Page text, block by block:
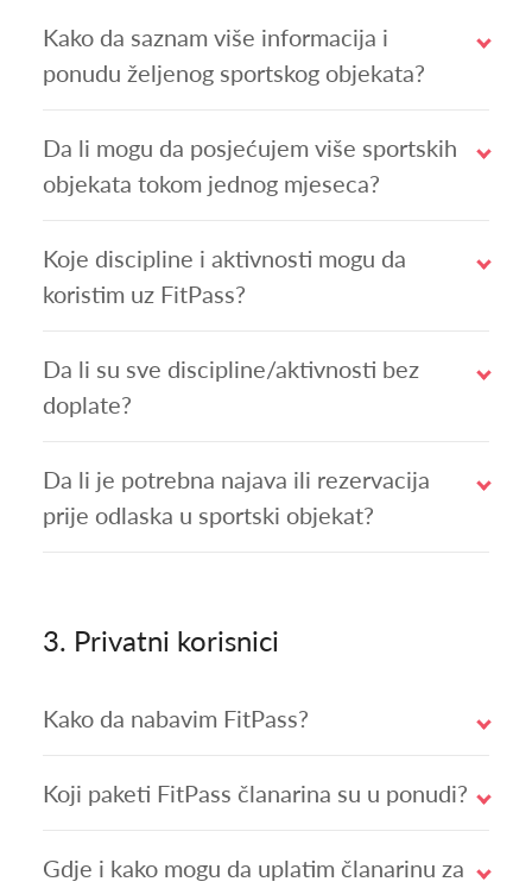
Kako da saznam više informacija i
ponudu željenog sportskog objekata?
Da li mogu da posjećujem više sportskih
objekata tokom jednog mjeseca?
Koje discipline i aktivnosti mogu da
koristim uz FitPass?
Da li su sve discipline/aktivnosti bez
doplate?
Da li je potrebna najava ili rezervacija
prije odlaska u sportski objekat?
3. Privatni korisnici
Kako da nabavim FitPass?
Koji paketi FitPass članarina su u ponudi?
Gdje i kako mogu da uplatim članarinu za